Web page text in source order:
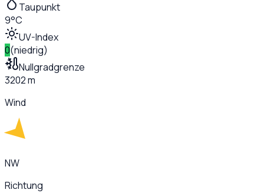
Taupunkt
9°C
UV-Index
0(niedrig)
Nullgradgrenze
3202 m
Wind
NW
Richtung